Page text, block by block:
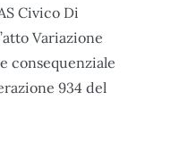
Civico Di
Variazione
consequenziale
934 del